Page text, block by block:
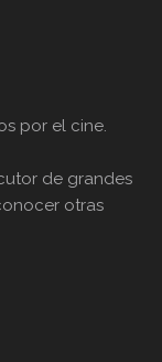
por el cine.
de grandes
otras